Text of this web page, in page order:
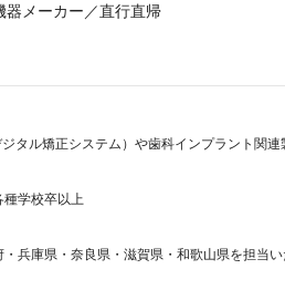
器メーカー／直行直帰
タル矯正システム）や歯科インプラント関
種学校卒以上
兵庫県・奈良県・滋賀県・和歌山県を担当い